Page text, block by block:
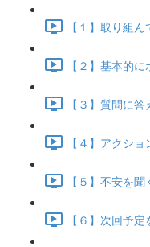
【１】取り組
【２】基本的
【３】質問に
【４】アクシ
【５】不安を
【６】次回予